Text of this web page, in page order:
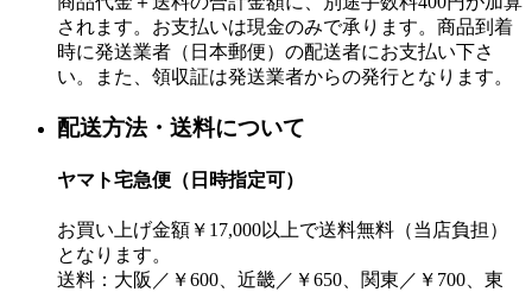
されます。お支払いは現金のみで承ります。商品到着
時に発送業者（日本郵便）の配送者にお支払い下さ
い。また、領収証は発送業者からの発行となります。
配送方法・送料について
ヤマト宅急便（日時指定可）
お買い上げ金額￥17,000以上で送料無料（当店負担）
となります。
送料：大阪／￥600、近畿／￥650、関東／￥700、東